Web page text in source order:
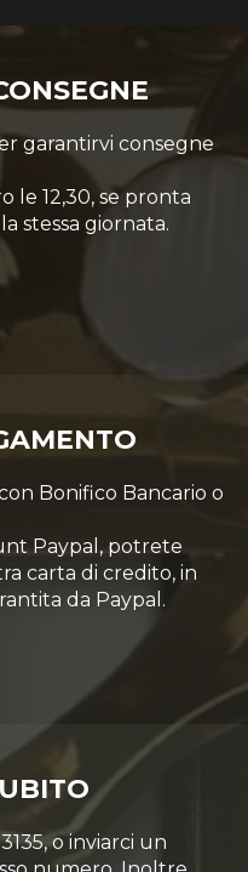
garantirvi consegne
le 12,30, se pronta
stessa giornata.
Bonifico Bancario o
Paypal, potrete
carta di credito, in
da Paypal.
o inviarci un